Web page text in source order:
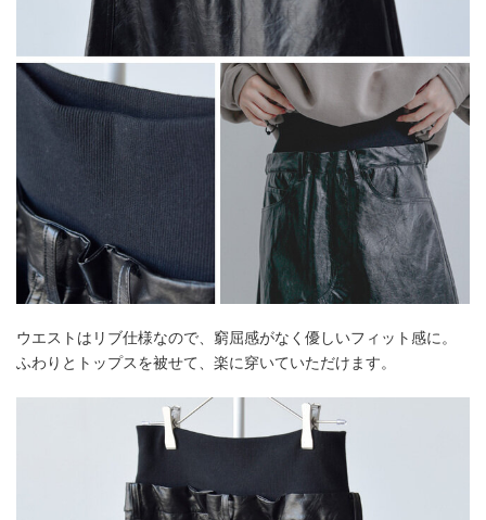
ウエストはリブ仕様なので、窮屈感がなく優しいフィット感に。
ふわりとトップスを被せて、楽に穿いていただけます。